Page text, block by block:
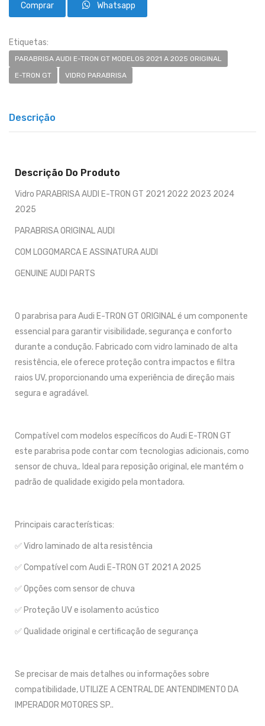
Whatsapp
Etiquetas:
PARABRISA AUDI E-TRON GT MODELOS 2021 A 2025 ORIGINAL
E-TRON GT
VIDRO PARABRISA
Descrição
Descrição Do Produto
Vidro PARABRISA AUDI E-TRON GT 2021 2022 2023 2024
2025
PARABRISA ORIGINAL AUDI
COM LOGOMARCA E ASSINATURA AUDI
GENUINE AUDI PARTS
O parabrisa para Audi E-TRON GT ORIGINAL é um componente
essencial para garantir visibilidade, segurança e conforto
durante a condução. Fabricado com vidro laminado de alta
resistência, ele oferece proteção contra impactos e filtra
raios UV, proporcionando uma experiência de direção mais
segura e agradável.
Compatível com modelos específicos do Audi E-TRON GT
este parabrisa pode contar com tecnologias adicionais, como
sensor de chuva,. Ideal para reposição original, ele mantém o
padrão de qualidade exigido pela montadora.
Principais características:
✅ Vidro laminado de alta resistência
✅ Compatível com Audi E-TRON GT 2021 A 2025
✅ Opções com sensor de chuva
✅ Proteção UV e isolamento acústico
✅ Qualidade original e certificação de segurança
Se precisar de mais detalhes ou informações sobre
compatibilidade, UTILIZE A CENTRAL DE ANTENDIMENTO DA
IMPERADOR MOTORES SP..